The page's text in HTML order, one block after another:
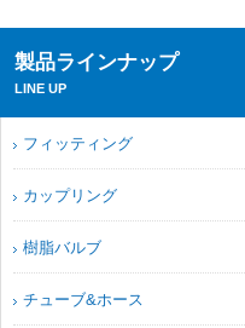
製品ラインナップ
LINE UP
フィッティング
カップリング
樹脂バルブ
チューブ&ホース